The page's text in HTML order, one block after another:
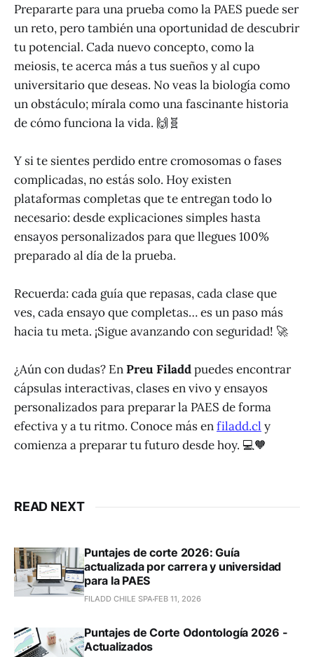
Prepararte para una prueba como la PAES puede ser
un reto, pero también una oportunidad de descubrir
tu potencial. Cada nuevo concepto, como la
meiosis, te acerca más a tus sueños y al cupo
universitario que deseas. No veas la biología como
un obstáculo; mírala como una fascinante historia
de cómo funciona la vida. 🙌🧬
Y si te sientes perdido entre cromosomas o fases
complicadas, no estás solo. Hoy existen
plataformas completas que te entregan todo lo
necesario: desde explicaciones simples hasta
ensayos personalizados para que llegues 100%
preparado al día de la prueba.
Recuerda: cada guía que repasas, cada clase que
ves, cada ensayo que completas… es un paso más
hacia tu meta. ¡Sigue avanzando con seguridad! 🚀
¿Aún con dudas? EnPreu Filaddpuedes encontrar
cápsulas interactivas, clases en vivo y ensayos
personalizados para preparar la PAES de forma
efectiva y a tu ritmo. Conoce más enfiladd.cl y
comienza a preparar tu futuro desde hoy. 💻🧡
READ NEXT
Puntajes de corte 2026: Guía
actualizada por carrera y universidad
para la PAES
FILADD CHILE SPA FEB 11, 2026
Puntajes de Corte Odontología 2026 -
Actualizados